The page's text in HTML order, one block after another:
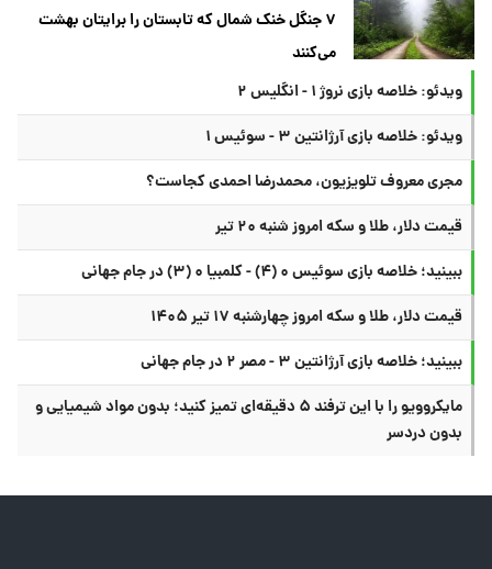
۷ جنگل خنک شمال که تابستان را برایتان بهشت
می‌کنند
ویدئو: خلاصه بازی نروژ ۱ - انگلیس ۲
ویدئو: خلاصه بازی آرژانتین ۳ - سوئیس ۱
مجری معروف تلویزیون، محمدرضا احمدی کجاست؟
قیمت دلار، طلا و سکه امروز شنبه ۲۰ تیر
ببینید؛ خلاصه بازی سوئیس ۰ (۴) - کلمبیا ۰ (۳) در جام جهانی
قیمت دلار، طلا و سکه امروز چهارشنبه ۱۷ تیر ۱۴۰۵
ببینید؛ خلاصه بازی آرژانتین ۳ - مصر ۲ در جام جهانی
مایکروویو را با این ترفند ۵ دقیقه‌ای تمیز کنید؛ بدون مواد شیمیایی و
بدون دردسر